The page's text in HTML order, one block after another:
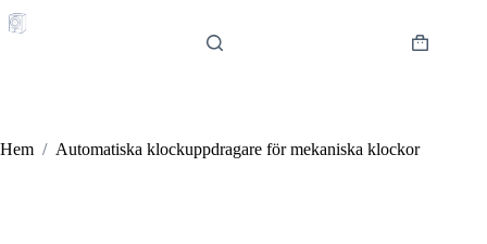
till
Varukorg
Hem / Automatiska klockuppdragare för mekaniska klockor